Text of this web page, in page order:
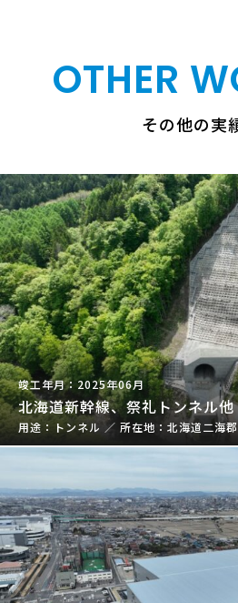
OTHER
その他の実
2025年06月
北海道新幹線、祭礼トンネル他
トンネル ／ 北海道二海